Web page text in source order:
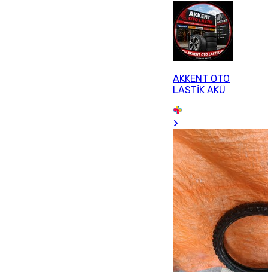
AKKENT OTO
LASTİK AKÜ